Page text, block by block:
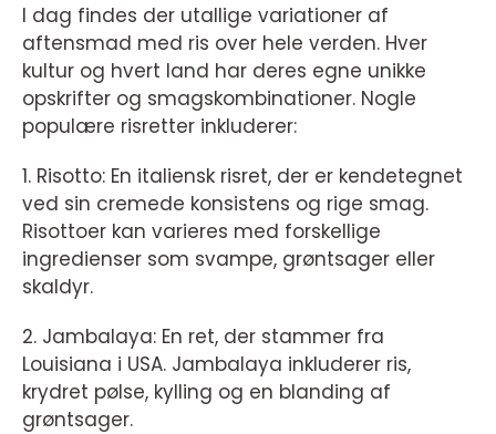
I dag findes der utallige variationer af
aftensmad med ris over hele verden. Hver
kultur og hvert land har deres egne unikke
opskrifter og smagskombinationer. Nogle
populære risretter inkluderer:
1. Risotto: En italiensk risret, der er kendetegnet
ved sin cremede konsistens og rige smag.
Risottoer kan varieres med forskellige
ingredienser som svampe, grøntsager eller
skaldyr.
2. Jambalaya: En ret, der stammer fra
Louisiana i USA. Jambalaya inkluderer ris,
krydret pølse, kylling og en blanding af
grøntsager.